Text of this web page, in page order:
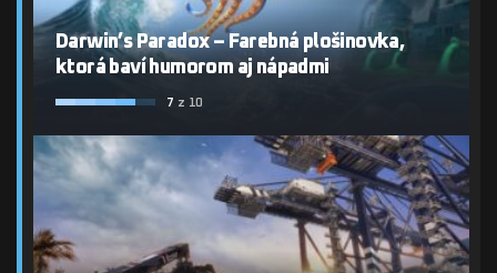
Darwin’s Paradox – Farebná plošinovka,
ktorá baví humorom aj nápadmi
7 z 10